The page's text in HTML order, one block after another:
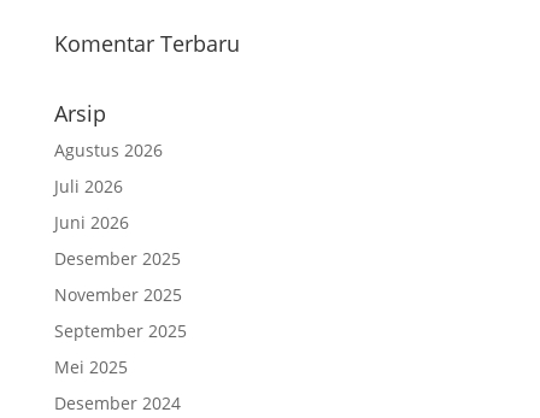
Komentar Terbaru
Arsip
Agustus 2026
Juli 2026
Juni 2026
Desember 2025
November 2025
September 2025
Mei 2025
Desember 2024